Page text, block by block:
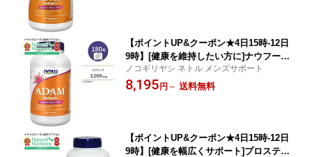
【ポイントUP&クーポン★4日15時-12日
9時】[健康を維持したい方に]ナウフーズ
アダム メンズマルチビタミン 180粒 ソ
フトジェル NOW Foods Adam Men's
ノコギリヤシ ネトル メンズサポート
8,195円 ～ 送料無料
【ポイントUP&クーポン★4日15時-12日
9時】[健康を幅広くサポート]プロステー